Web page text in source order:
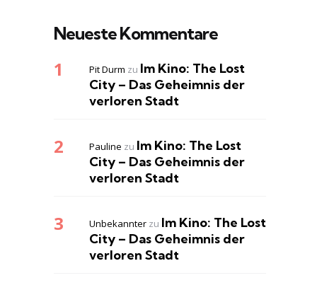
Neueste Kommentare
Pit Durm zu Im Kino: The Lost
City – Das Geheimnis der
verloren Stadt
Pauline zu Im Kino: The Lost
City – Das Geheimnis der
verloren Stadt
Unbekannter zu Im Kino: The Lost
City – Das Geheimnis der
verloren Stadt